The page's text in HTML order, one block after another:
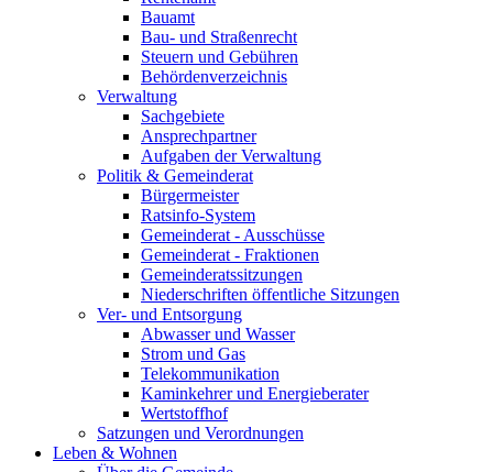
Bauamt
Bau- und Straßenrecht
Steuern und Gebühren
Behördenverzeichnis
Verwaltung
Sachgebiete
Ansprechpartner
Aufgaben der Verwaltung
Politik & Gemeinderat
Bürgermeister
Ratsinfo-System
Gemeinderat - Ausschüsse
Gemeinderat - Fraktionen
Gemeinderatssitzungen
Niederschriften öffentliche Sitzungen
Ver- und Entsorgung
Abwasser und Wasser
Strom und Gas
Telekommunikation
Kaminkehrer und Energieberater
Wertstoffhof
Satzungen und Verordnungen
Leben & Wohnen